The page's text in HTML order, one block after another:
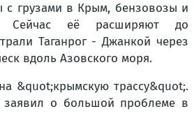
с грузами в Крым, бензовозы и
Сейчас её расширяют до
Таганрог - Джанкой через
вдоль Азовского моря.